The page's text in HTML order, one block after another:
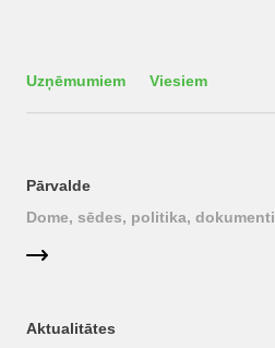
Uzņēmumiem Viesiem
Pārvalde
Dome, sēdes, politika, dokumenti
Aktualitātes